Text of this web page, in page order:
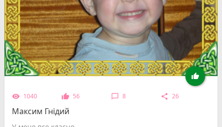

remove_red_eye 1040 thumb_up 56 chat_bubble_outline 8 share 26
Максим Гнідий